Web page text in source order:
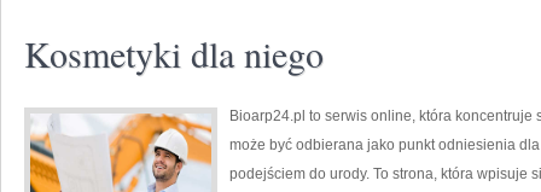
Kosmetyki dla niego
Bioarp24.pl to serwis online, która koncentruje
może być odbierana jako punkt odniesienia
podejściem do urody. To strona, która wpisuje